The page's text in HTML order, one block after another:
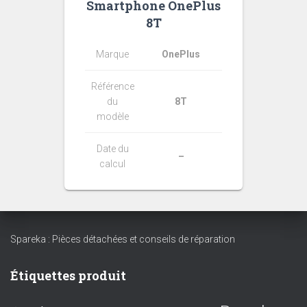
Smartphone OnePlus
8T
Marque OnePlus
Référence
du
modèle
8T
Date du
calcul
–
Spareka : Pièces détachées et conseils de réparation
Étiquettes produit